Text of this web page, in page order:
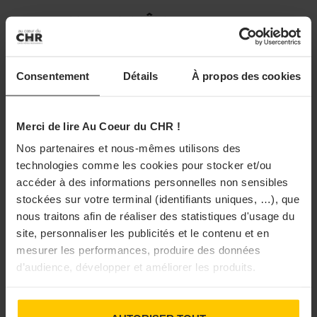
Consentement Détails À propos des cookies
Merci de lire Au Coeur du CHR !
Nos partenaires et nous-mêmes utilisons des
technologies comme les cookies pour stocker et/ou
accéder à des informations personnelles non sensibles
stockées sur votre terminal (identifiants uniques, …), que
nous traitons afin de réaliser des statistiques d'usage du
site, personnaliser les publicités et le contenu et en
mesurer les performances, produire des données
d’audience, développer et améliorer les produits.
Nous assistons actuellement à une « coffee shopisation » des façons
de consommer avec des offres sucrées tirées de la culture culinaire
anglo-saxonne. Crédit : Columbus Café
Un constat partagé par Marine Bouric, responsable
d’études marketing chezBridor, spécialiste de la
fabrication de produits de boulangerie. «Auparavant,
nous avions une alimentation très codifiée, ayant lieu à
des horaires précis de la journée. Désormais, nous nous
DANS LA MÊME RUBRIQUE